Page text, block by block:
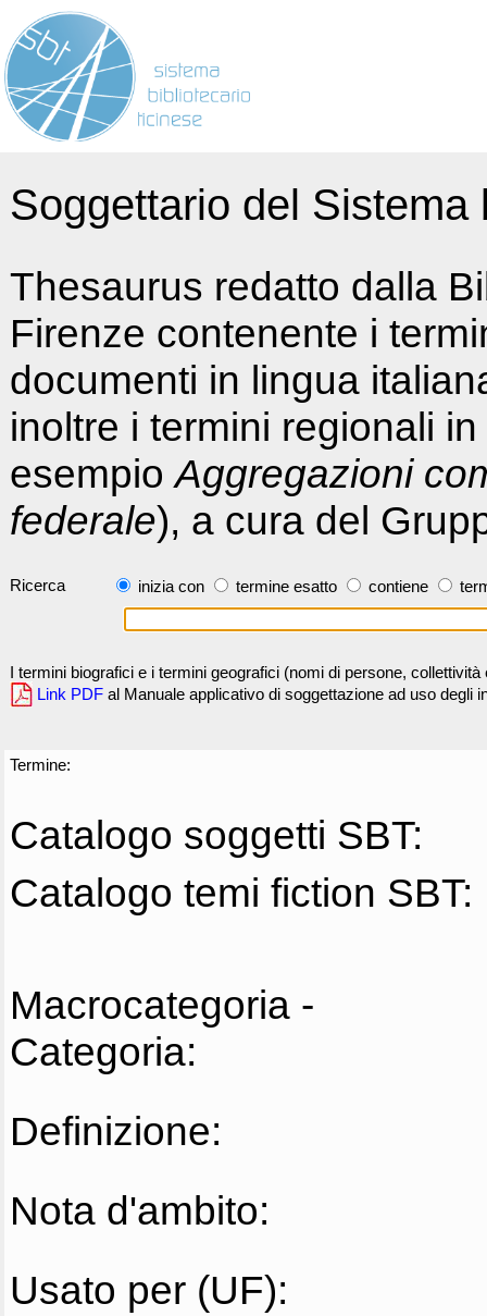
Soggettario del
Thesaurus redatto dalla
Firenze contenente i
documenti in lingua
inoltre i termini regionali
esempioAggregazioni
federale), a cura del
Ricerca inizia con termine esatto contiene
I termini biografici e i termini geografici (nomi di persone,
Link PDF al Manuale applicativo di soggettazione ad uso degli
Termine:
Catalogo soggetti SBT:
Catalogo temi fiction SBT:
Macrocategoria -
Categoria:
Definizione:
Nota d'ambito:
Usato per (UF):